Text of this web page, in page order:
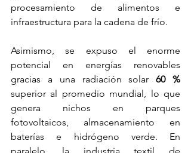
procesamiento de alimentos e
infraestructura para la cadena de frío.
Asimismo, se expuso el enorme
potencial en energías renovables
gracias a una radiación solar 60 %
superior al promedio mundial, lo que
genera nichos en parques
fotovoltaicos, almacenamiento en
baterías e hidrógeno verde. En